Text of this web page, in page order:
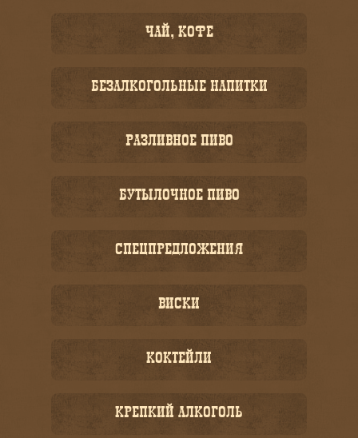
ЧАЙ, КОФЕ
БЕЗАЛКОГОЛЬНЫЕ НАПИТКИ
РАЗЛИВНОЕ ПИВО
БУТЫЛОЧНОЕ ПИВО
СПЕЦПРЕДЛОЖЕНИЯ
ВИСКИ
КОКТЕЙЛИ
КРЕПКИЙ АЛКОГОЛЬ